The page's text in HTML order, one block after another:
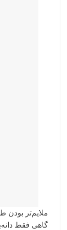
ملایم‌تر بودن
گاهی فقط